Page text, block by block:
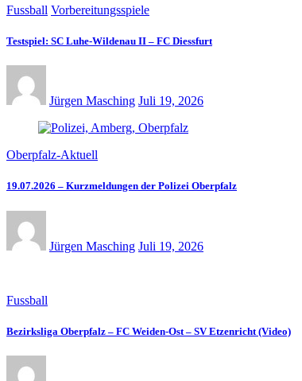
Fussball Vorbereitungsspiele
Testspiel: SC Luhe-Wildenau II – FC Diessfurt
Jürgen Masching Juli 19, 2026
Oberpfalz-Aktuell
19.07.2026 – Kurzmeldungen der Polizei Oberpfalz
Jürgen Masching Juli 19, 2026
Fussball
Bezirksliga Oberpfalz – FC Weiden-Ost – SV Etzenricht (Video)